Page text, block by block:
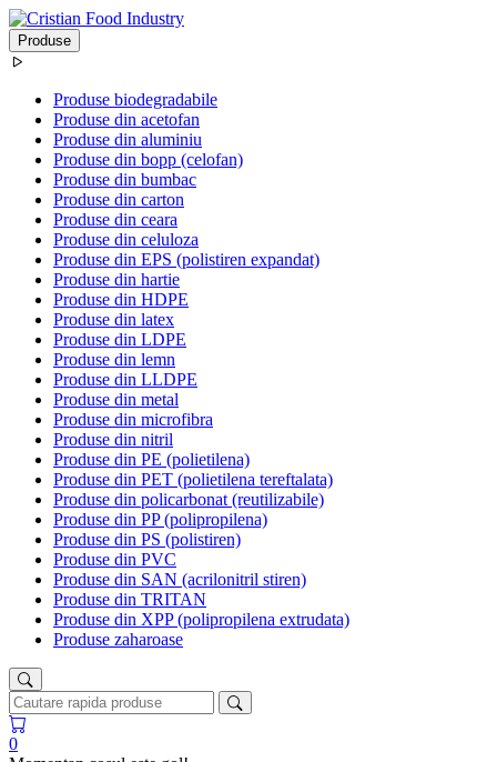
Produse
Produse biodegradabile
Produse din acetofan
Produse din aluminiu
Produse din bopp (celofan)
Produse din bumbac
Produse din carton
Produse din ceara
Produse din celuloza
Produse din EPS (polistiren expandat)
Produse din hartie
Produse din HDPE
Produse din latex
Produse din LDPE
Produse din lemn
Produse din LLDPE
Produse din metal
Produse din microfibra
Produse din nitril
Produse din PE (polietilena)
Produse din PET (polietilena tereftalata)
Produse din policarbonat (reutilizabile)
Produse din PP (polipropilena)
Produse din PS (polistiren)
Produse din PVC
Produse din SAN (acrilonitril stiren)
Produse din TRITAN
Produse din XPP (polipropilena extrudata)
Produse zaharoase
0